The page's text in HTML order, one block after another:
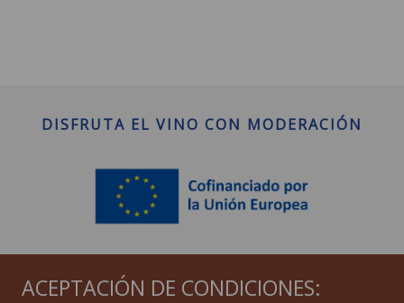
DISFRUTA EL VINO CON MODERACIÓN
ACEPTACIÓN DE CONDICIONES: